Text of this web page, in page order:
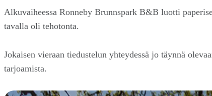
Alkuvaiheessa Ronneby Brunnspark B&B luotti
tavalla oli tehotonta.
Jokaisen vieraan tiedustelun yhteydessä jo täynnä
tarjoamista.